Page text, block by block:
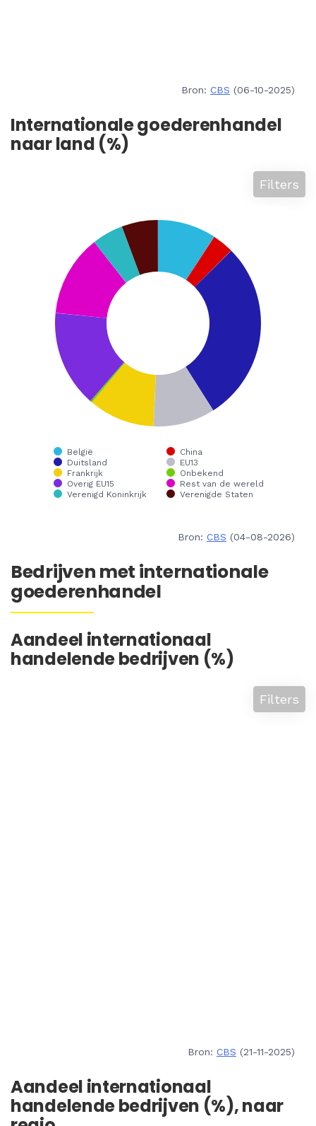
Bron: CBS (06-10-2025)
Internationale goederenhandel
naar land (%)
Filters
Bron: CBS (04-08-2026)
Bedrijven met internationale
goederenhandel
Aandeel internationaal
handelende bedrijven (%)
Filters
Bron: CBS (21-11-2025)
Aandeel internationaal
handelende bedrijven (%), naar